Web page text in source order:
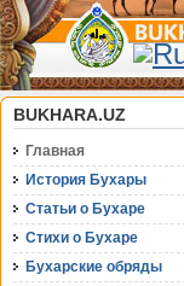
BUKHARA.UZ
Главная
История Бухары
Статьи о Бухаре
Стихи о Бухаре
Бухарские обряды